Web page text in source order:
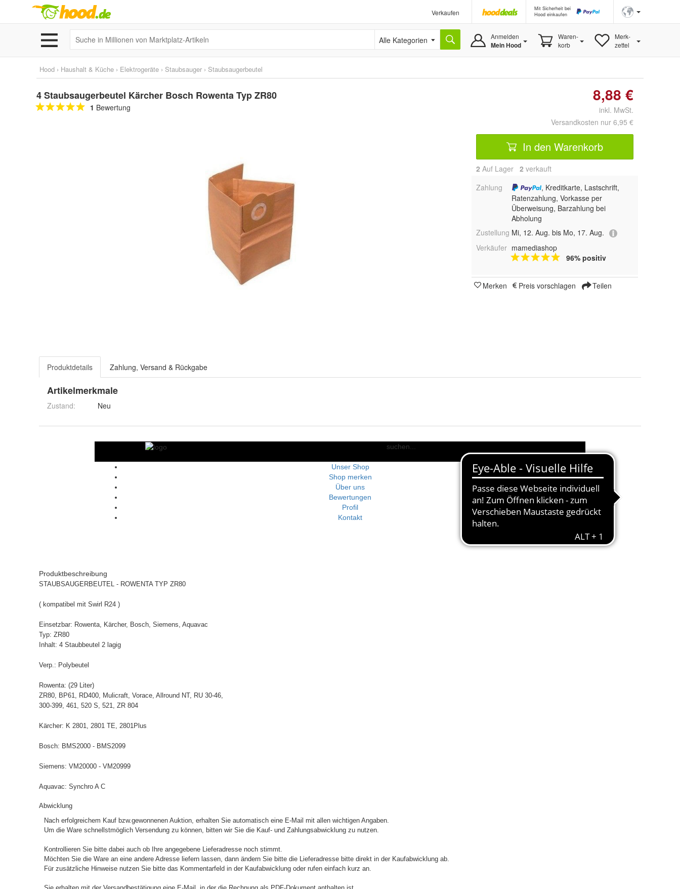
Verkaufen
Mit Sicherheit bei
Hood einkaufen
Alle Kategorien Anmelden
Mein Hood
Waren-
korb
Merk-
zettel
Hood › Haushalt & Küche › Elektrogeräte › Staubsauger › Staubsaugerbeutel
4 Staubsaugerbeutel Kärcher Bosch Rowenta Typ ZR80
1 Bewertung
8,88 €
inkl. MwSt.
Versandkosten nur 6,95 €
In den Warenkorb
2 Auf Lager 2 verkauft
Zahlung
, Kreditkarte, Lastschrift,
Ratenzahlung, Vorkasse per
Überweisung, Barzahlung bei
Abholung
Zustellung Mi, 12. Aug. bis Mo, 17. Aug.
Verkäufer mamediashop
96% positiv
Merken Preis vorschlagen Teilen
Produktdetails Zahlung, Versand & Rückgabe
Artikelmerkmale
Zustand: Neu